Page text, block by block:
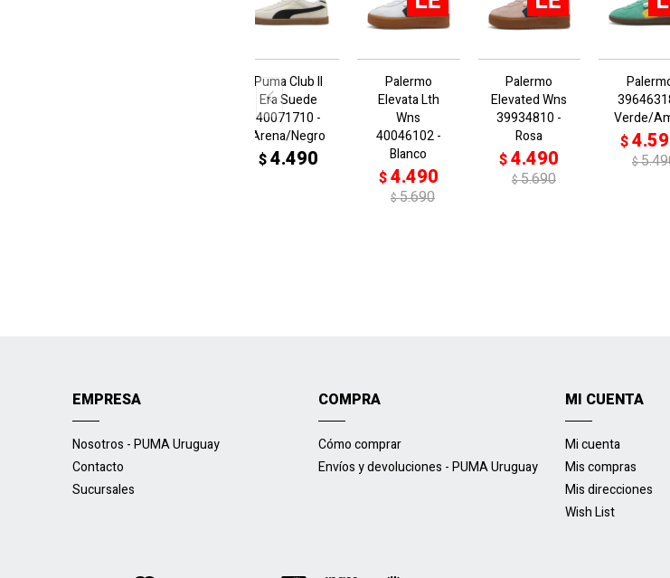
Puma Club II
Era Suede
40071710 -
Arena/Negro
$4.490
Palermo
Elevata Lth
Wns
40046102 -
Blanco
$4.490
$5.690
Palermo
Elevated Wns
39934810 -
Rosa
$4.490
$5.690
Verde/
$
$
EMPRESA
Nosotros - PUMA Uruguay
Contacto
Sucursales
COMPRA
Cómo comprar
Envíos y devoluciones - PUMA Uruguay
MI CUENTA
Mi cuenta
Mis compras
Mis direcciones
Wish List